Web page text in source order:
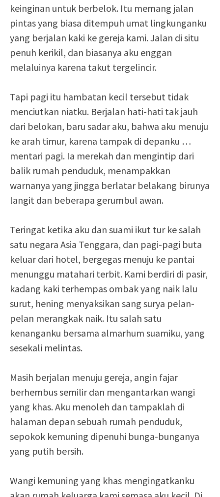
keinginan untuk berbelok. Itu memang jalan
pintas yang biasa ditempuh umat lingkunganku
yang berjalan kaki ke gereja kami. Jalan di situ
penuh kerikil, dan biasanya aku enggan
melaluinya karena takut tergelincir.
Tapi pagi itu hambatan kecil tersebut tidak
menciutkan niatku. Berjalan hati-hati tak jauh
dari belokan, baru sadar aku, bahwa aku menuju
ke arah timur, karena tampak di depanku …
mentari pagi. Ia merekah dan mengintip dari
balik rumah penduduk, menampakkan
warnanya yang jingga berlatar belakang birunya
langit dan beberapa gerumbul awan.
Teringat ketika aku dan suami ikut tur ke salah
satu negara Asia Tenggara, dan pagi-pagi buta
keluar dari hotel, bergegas menuju ke pantai
menunggu matahari terbit. Kami berdiri di pasir,
kadang kaki terhempas ombak yang naik lalu
surut, hening menyaksikan sang surya pelan-
pelan merangkak naik. Itu salah satu
kenanganku bersama almarhum suamiku, yang
sesekali melintas.
Masih berjalan menuju gereja, angin fajar
berhembus semilir dan mengantarkan wangi
yang khas. Aku menoleh dan tampaklah di
halaman depan sebuah rumah penduduk,
sepokok kemuning dipenuhi bunga-bunganya
yang putih bersih.
Wangi kemuning yang khas mengingatkanku